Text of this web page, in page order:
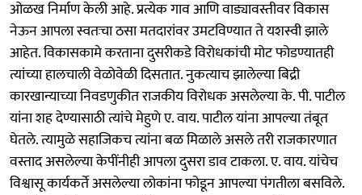
ओळख निर्माण केली आहे. प्रत्येक गाव आणि वाड्यावस्तीवर विकास
नेऊन आपला स्वतःचा ठसा मतदारांवर उमटविण्यात ते यशस्वी झाले
आहेत. विकासकामे करताना दुसरीकडे विरोधकांची मोट फोडण्यातही
त्यांच्या हालचाली वेळोवेळी दिसतात. नुकत्याच झालेल्या बिद्री
कारखान्याच्या निवडणुकीत राजकीय विरोधक असलेल्या के. पी. पाटील
यांना शह देण्यासाठी त्यांचे मेहुणे ए. वाय. पाटील यांना आपल्या तंबूत
घेतले. त्यामुळे सहाजिकच त्यांना बळ मिळाले असले तरी राजकारणात
वस्ताद असलेल्या केपींनीही आपला दुसरा डाव टाकला. ए. वाय. यांचेच
विश्वासू कार्यकर्ते असलेल्या लोकांना फोडून आपल्या पंगतीला बसविले.